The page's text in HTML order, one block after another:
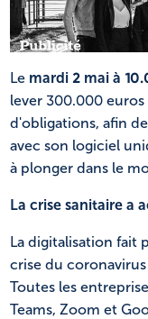
Le mardi 2 mai à
lever 300.000
d'obligations, afin
avec son logiciel
à plonger dans le
La crise sanitaire a
La digitalisation fait
crise du
Toutes les
Teams, Zoom et